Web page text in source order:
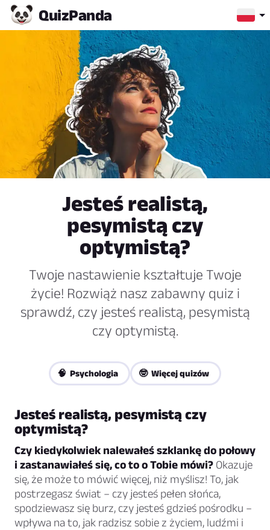
QuizPanda
Jesteś realistą,
pesymistą czy
optymistą?
Twoje nastawienie kształtuje Twoje
życie! Rozwiąż nasz zabawny quiz i
sprawdź, czy jesteś realistą, pesymistą
czy optymistą.
🧠 Psychologia 🤓 Więcej quizów
Jesteś realistą, pesymistą czy
optymistą?
Czy kiedykolwiek nalewałeś szklankę do połowy
i zastanawiałeś się, co to o Tobie mówi? Okazuje
się, że może to mówić więcej, niż myślisz! To, jak
postrzegasz świat – czy jesteś pełen słońca,
spodziewasz się burz, czy jesteś gdzieś pośrodku –
wpływa na to, jak radzisz sobie z życiem, ludźmi i